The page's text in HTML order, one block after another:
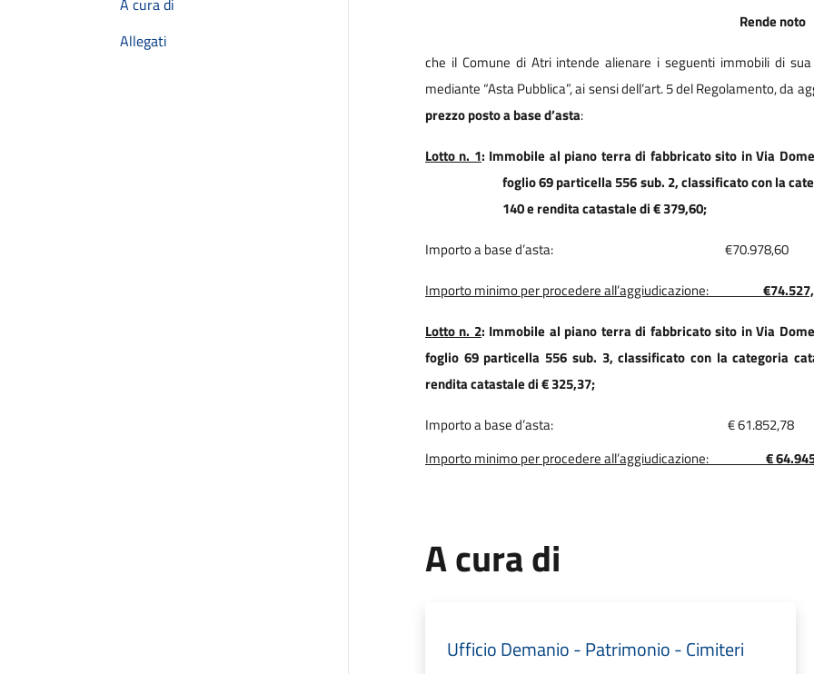
A cura di
Allegati
Rende noto
che il Comune di Atri intende alienare i seguenti immobili di
mediante “Asta Pubblica”, ai sensi dell’art. 5 del Regolamento, da
prezzo posto a base d’asta:
Lotto n. 1: Immobile al piano terra di fabbricato sito in Via
foglio 69 particella 556 sub. 2, classificato con la
140 e rendita catastale di € 379,60;
Importo a base d’asta:
€70.978,60
Importo minimo per procedere all’aggiudicazione:
Lotto n. 2: Immobile al piano terra di fabbricato sito in Via
foglio 69 particella 556 sub. 3, classificato con la categoria
rendita catastale di € 325,37;
Importo a base d’asta:
€ 61.852,78
Importo minimo per procedere all’aggiudicazione:
€
A cura di
Ufficio Demanio - Patrimonio - Cimiteri